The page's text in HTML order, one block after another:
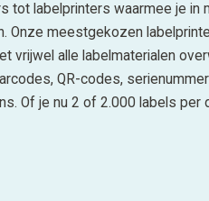
tot labelprinters waarmee je in
Onze meestgekozen
vrijwel alle labelmaterialen
QR-codes,
Of je nu 2 of 2.000 labels per